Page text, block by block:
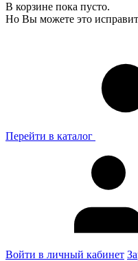
В корзине пока пусто.
Но Вы можете это
Перейти в каталог
Войти в личный кабинет